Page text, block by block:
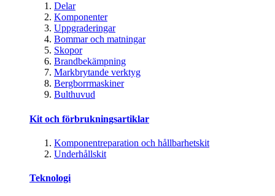
Delar
Komponenter
Uppgraderingar
Bommar och matningar
Skopor
Brandbekämpning
Markbrytande verktyg
Bergborrmaskiner
Bulthuvud
Kit och förbrukningsartiklar
Komponentreparation och hållbarhetskit
Underhållskit
Teknologi